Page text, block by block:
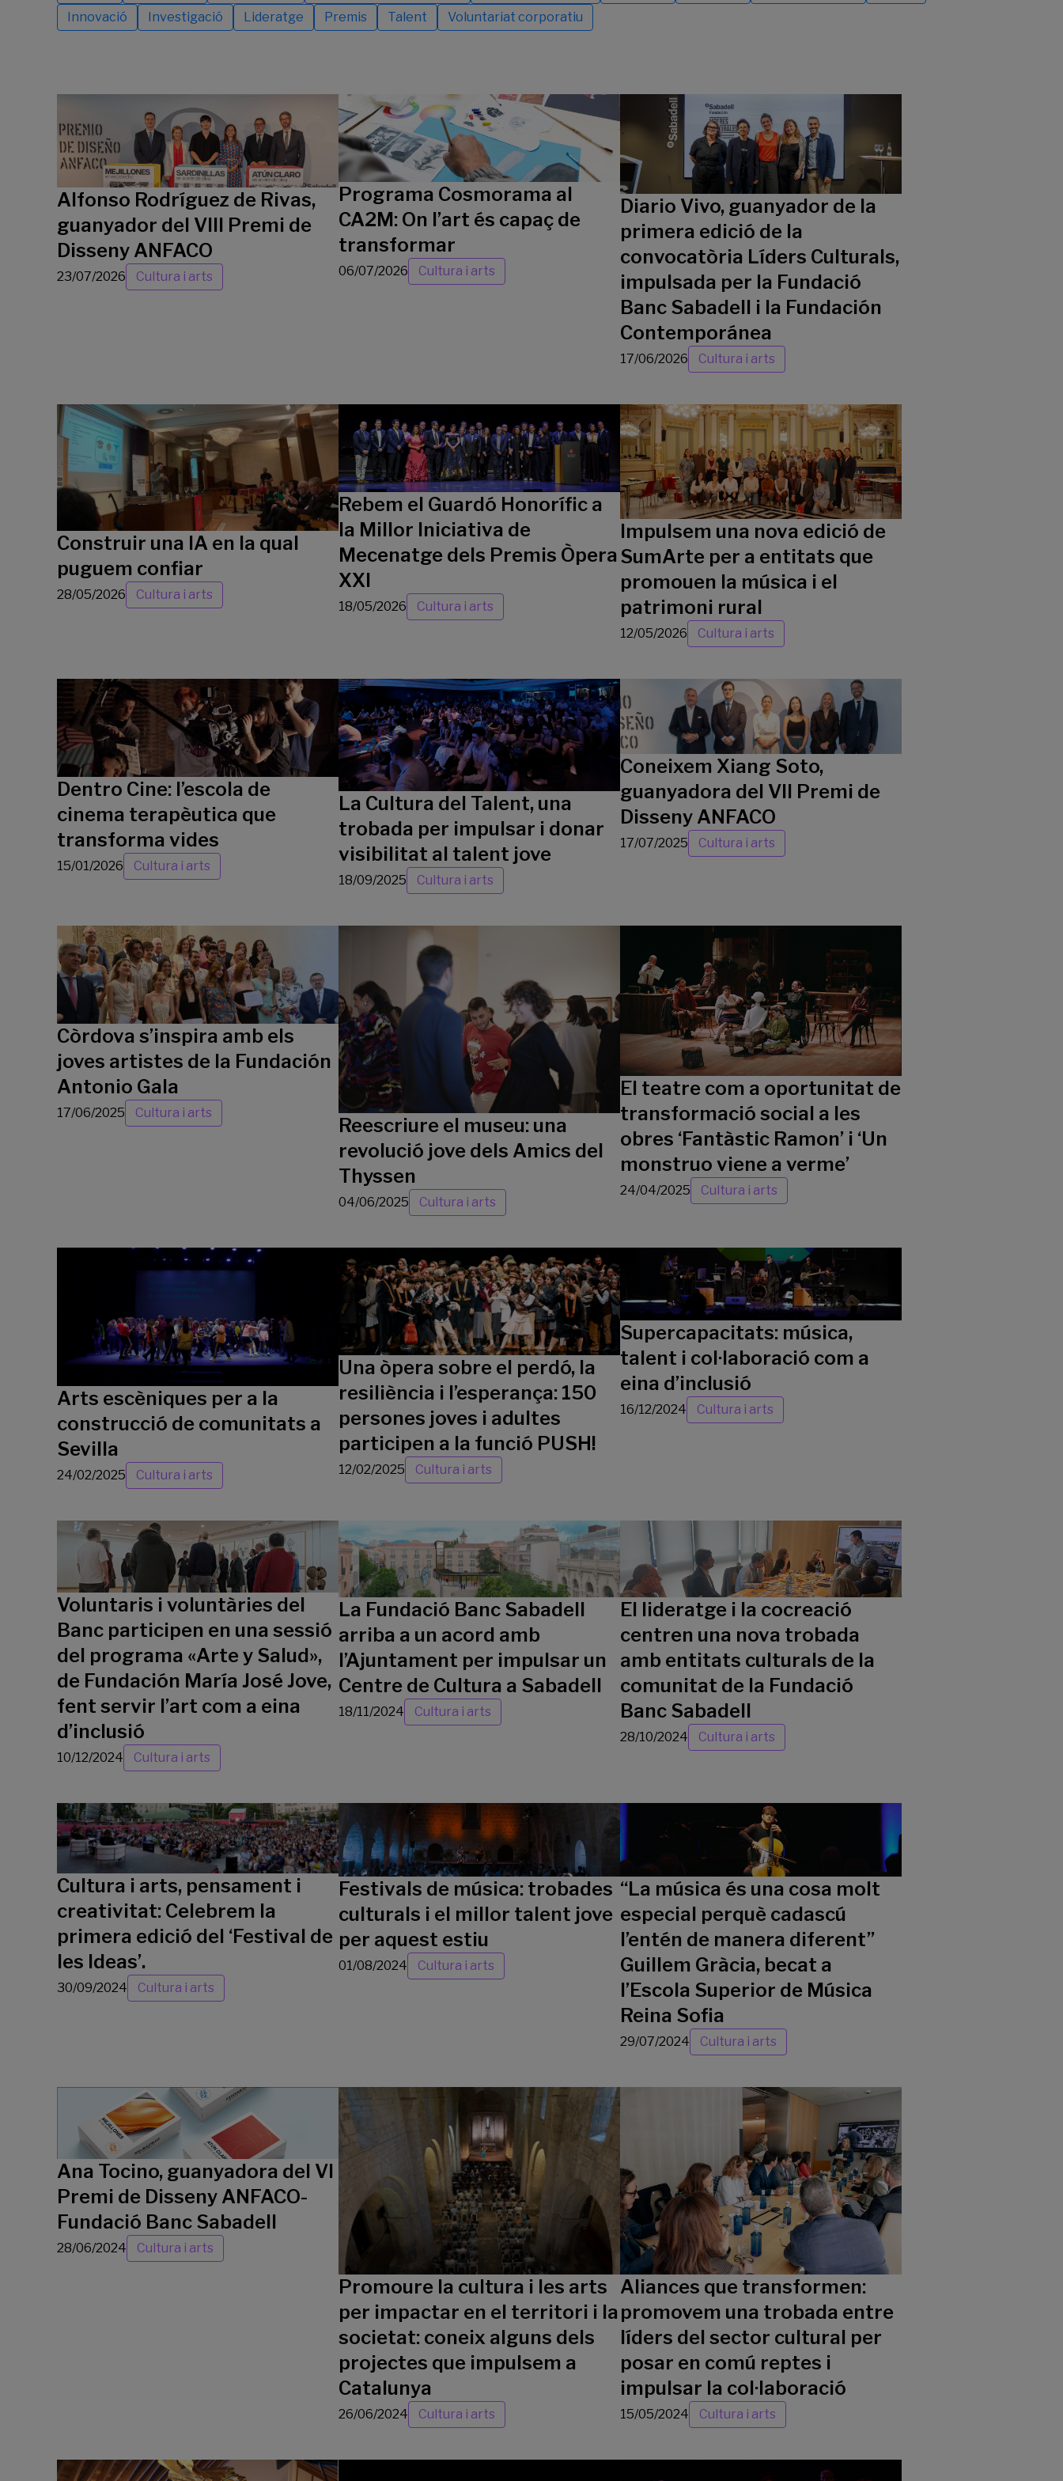
Innovació
Investigació Lideratge Premis Talent Voluntariat corporatiu
Alfonso Rodríguez de Rivas,
guanyador del VIII Premi de
Disseny ANFACO
23/07/2026 Cultura i arts
Programa Cosmorama al
CA2M: On l’art és capaç de
transformar
06/07/2026 Cultura i arts
Diario Vivo, guanyador de la
primera edició de la
convocatòria Líders Culturals,
impulsada per la Fundació
Banc Sabadell i la Fundación
Contemporánea
17/06/2026 Cultura i arts
Construir una IA en la qual
puguem confiar
28/05/2026 Cultura i arts
Rebem el Guardó Honorífic a
la Millor Iniciativa de
Mecenatge dels Premis Òpera
XXI
18/05/2026 Cultura i arts
Impulsem una nova edició de
SumArte per a entitats que
promouen la música i el
patrimoni rural
12/05/2026 Cultura i arts
Dentro Cine: l’escola de
cinema terapèutica que
transforma vides
15/01/2026 Cultura i arts
La Cultura del Talent, una
trobada per impulsar i donar
visibilitat al talent jove
18/09/2025 Cultura i arts
Coneixem Xiang Soto,
guanyadora del VII Premi de
Disseny ANFACO
17/07/2025 Cultura i arts
Còrdova s’inspira amb els
joves artistes de la Fundación
Antonio Gala
17/06/2025 Cultura i arts
Reescriure el museu: una
revolució jove dels Amics del
Thyssen
04/06/2025 Cultura i arts
El teatre com a oportunitat de
transformació social a les
obres ‘Fantàstic Ramon’ i ‘Un
monstruo viene a verme’
24/04/2025 Cultura i arts
Arts escèniques per a la
construcció de comunitats a
Sevilla
24/02/2025 Cultura i arts
Una òpera sobre el perdó, la
resiliència i l’esperança: 150
persones joves i adultes
participen a la funció PUSH!
12/02/2025 Cultura i arts
Supercapacitats: música,
talent i col·laboració com a
eina d’inclusió
16/12/2024 Cultura i arts
Voluntaris i voluntàries del
Banc participen en una sessió
del programa «Arte y Salud»,
de Fundación María José Jove,
fent servir l’art com a eina
d’inclusió
10/12/2024 Cultura i arts
La Fundació Banc Sabadell
arriba a un acord amb
l’Ajuntament per impulsar un
Centre de Cultura a Sabadell
18/11/2024 Cultura i arts
El lideratge i la cocreació
centren una nova trobada
amb entitats culturals de la
comunitat de la Fundació
Banc Sabadell
28/10/2024 Cultura i arts
Cultura i arts, pensament i
creativitat: Celebrem la
primera edició del ‘Festival de
les Ideas’.
30/09/2024 Cultura i arts
Festivals de música: trobades
culturals i el millor talent jove
per aquest estiu
01/08/2024 Cultura i arts
“La música és una cosa molt
especial perquè cadascú
l’entén de manera diferent”
Guillem Gràcia, becat a
l’Escola Superior de Música
Reina Sofia
29/07/2024 Cultura i arts
Ana Tocino, guanyadora del VI
Premi de Disseny ANFACO-
Fundació Banc Sabadell
28/06/2024 Cultura i arts
Promoure la cultura i les arts
per impactar en el territori i la
societat: coneix alguns dels
projectes que impulsem a
Catalunya
26/06/2024 Cultura i arts
Aliances que transformen:
promovem una trobada entre
líders del sector cultural per
posar en comú reptes i
impulsar la col·laboració
15/05/2024 Cultura i arts